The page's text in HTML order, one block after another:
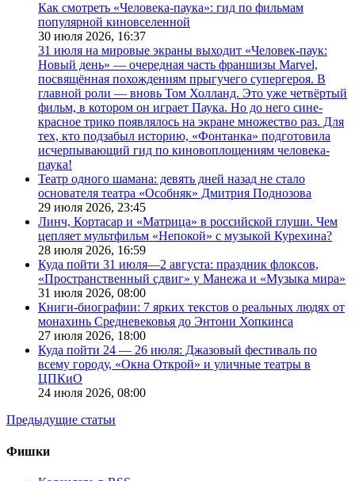
Как смотреть «Человека-паука»: гид по фильмам
популярной киновселенной
30 июля 2026, 16:37
31 июля на мировые экраны выходит «Человек-паук:
Новый день» — очередная часть франшизы Marvel,
посвящённая похождениям прыгучего супергероя. В
главной роли — вновь Том Холланд. Это уже четвёртый
фильм, в котором он играет Паука. Но до него сине-
красное трико появлялось на экране множество раз. Для
тех, кто подзабыл историю, «Фонтанка» подготовила
исчерпывающий гид по киновоплощениям человека-
паука!
Театр одного шамана: девять дней назад не стало
основателя театра «Особняк» Дмитрия Поднозова
29 июля 2026, 23:45
Линч, Кортасар и «Матрица» в российской глуши. Чем
цепляет мультфильм «Непокой» с музыкой Курехина?
28 июля 2026, 16:59
Куда пойти 31 июля—2 августа: праздник флоксов,
«Пространственный сдвиг» у Манежа и «Музыка мира»
31 июля 2026, 08:00
Книги-биографии: 7 ярких текстов о реальных людях от
монахинь Средневековья до Энтони Хопкинса
27 июля 2026, 18:00
Куда пойти 24 — 26 июля: Джазовый фестиваль по
всему городу, «Окна Открой» и уличные театры в
ЦПКиО
24 июля 2026, 08:00
Предыдущие статьи
Фишки